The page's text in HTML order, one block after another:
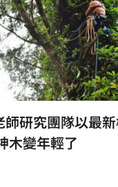
師研究團隊以最
木變年輕了